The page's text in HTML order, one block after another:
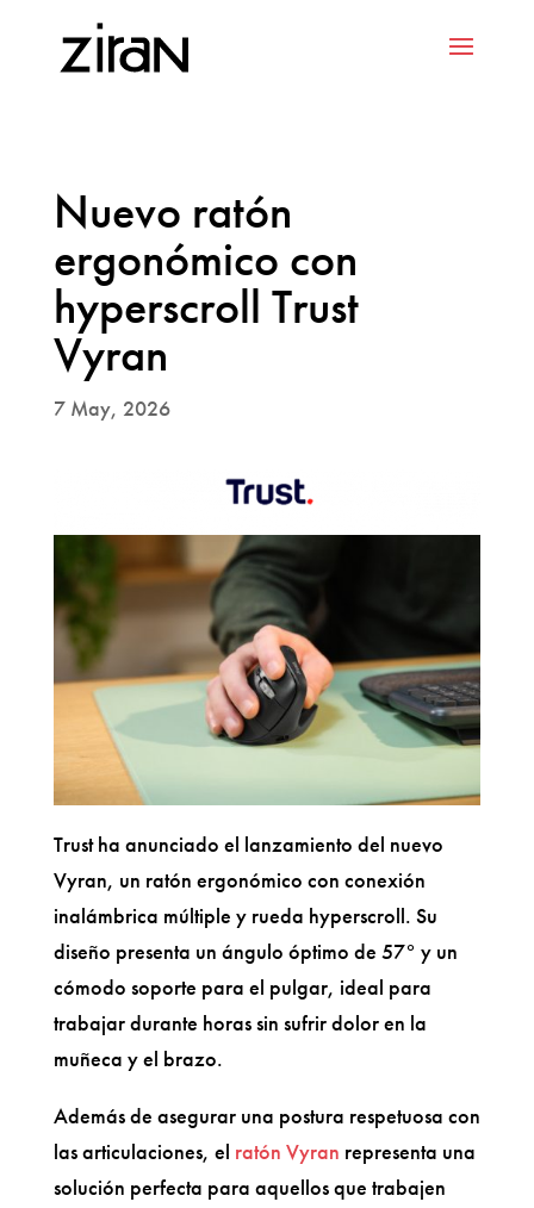
Nuevo ratón
ergonómico con
hyperscroll Trust
Vyran
7 May, 2026
Trust ha anunciado el lanzamiento del nuevo
Vyran, un ratón ergonómico con conexión
inalámbrica múltiple y rueda hyperscroll. Su
diseño presenta un ángulo óptimo de 57° y un
cómodo soporte para el pulgar, ideal para
trabajar durante horas sin sufrir dolor en la
muñeca y el brazo.
Además de asegurar una postura respetuosa con
las articulaciones, el ratón Vyran representa una
solución perfecta para aquellos que trabajen